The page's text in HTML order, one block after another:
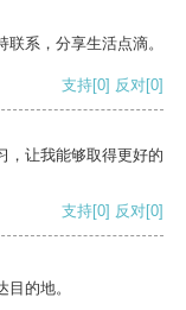
系，分享生活点滴。
支持[0] 反对[0]
，让我能够取得更好的
支持[0] 反对[0]
的地。